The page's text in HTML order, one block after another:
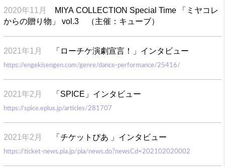
2020年11月
MIYA COLLECTION Special Time 「ミヤコレ
からの贈り物」 vol.3 （主催：キューブ）
2021年1月 「ローチケ演劇宣言！」インタビュー
https://engekisengen.com/genre/dance-performance/25416/
2021年2月 「SPICE」インタビュー
https://spice.eplus.jp/articles/281707
2021年2月 「チケットぴあ 」インタビュー
https://ticket-news.pia.jp/pia/news.do?newsCd=202102020002